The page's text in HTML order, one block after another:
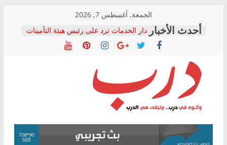
content
الجمعة, أغسطس 7, 2026
دار الخدمات ترد على رئيس هيئة التأمينات
بعد مؤتمره الصحفي: إنكار الأزمة لا ينهي
معاناة أصحاب المعاشات.. ونطالب بكشف
فرحات سليمان يكتب: القطاع الصحي إلى
أين؟
حزب التحالف الشعبي يطلق لجنة “الحق
في الصحة” بالإسكندرية لرصد الانتهاكات
ودعم المرضى
الوزاري لمدينة الصحفيين.. وانتهاء أعمال
إنشاء المبنى الإداري
درب
وأتوه